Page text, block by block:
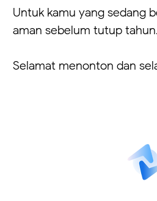
Untuk kamu yang sedang
aman sebelum tutup
Selamat menonton dan